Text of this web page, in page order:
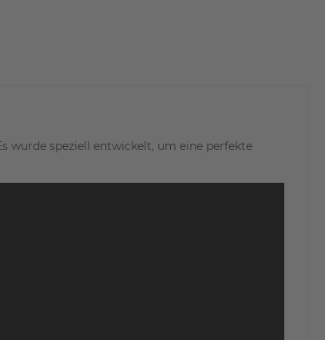
wurde speziell entwickelt, um eine perfekte